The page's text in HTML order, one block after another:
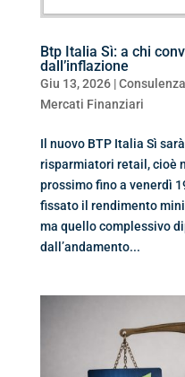
Btp Italia Sì: a chi
dall’inflazione
Giu 13, 2026|
Mercati Finanziari
Il nuovo BTP Italia Sì
risparmiatori retail, cioè
prossimo fino a venerdì
fissato il rendimento
ma quello complessivo
dall’andamento...